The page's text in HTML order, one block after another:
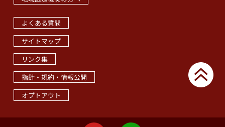
よくある質問
サイトマップ
リンク集
指針・規約・情報公開
オプトアウト